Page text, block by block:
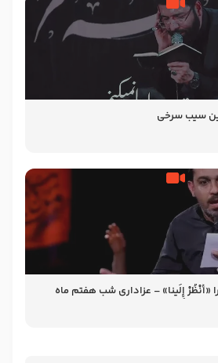
سیب سرخی
«أُنْظُرْ إِلَینا» – عزاداری شب هفتم ماه